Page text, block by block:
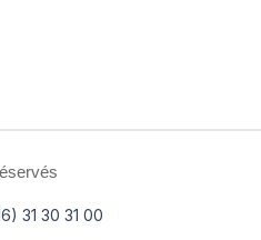
31 30 31 00